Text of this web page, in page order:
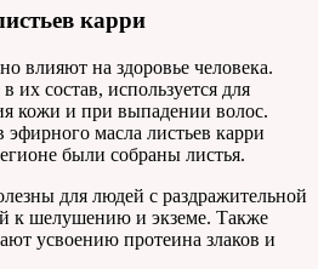
карри
влияют на здоровье человека.
их состав, используется для
кожи и при выпадении волос.
масла листьев карри
были собраны листья.
для людей с раздражительной
к шелушению и экземе. Также
усвоению протеина злаков и